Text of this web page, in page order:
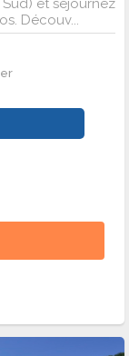
et séjournez
Découv...